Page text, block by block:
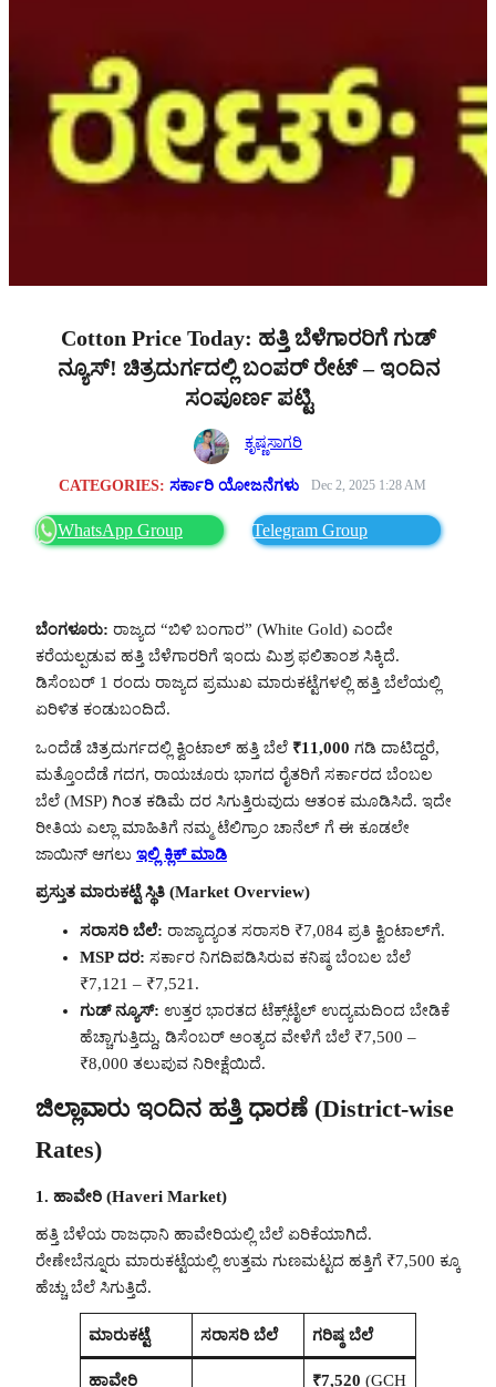
Cotton Price Today: ಹತ್ತಿ ಬೆಳೆಗಾರರಿಗೆ ಗುಡ್
ನ್ಯೂಸ್! ಚಿತ್ರದುರ್ಗದಲ್ಲಿ ಬಂಪರ್ ರೇಟ್ – ಇಂದಿನ
ಸಂಪೂರ್ಣ ಪಟ್ಟಿ
ಕೃಷ್ಣಸಾಗರಿ
CATEGORIES: ಸರ್ಕಾರಿ ಯೋಜನೆಗಳು Dec 2, 2025 1:28 AM
WhatsApp Group Telegram Group
ಬೆಂಗಳೂರು: ರಾಜ್ಯದ “ಬಿಳಿ ಬಂಗಾರ” (White Gold) ಎಂದೇ
ಕರೆಯಲ್ಪಡುವ ಹತ್ತಿ ಬೆಳೆಗಾರರಿಗೆ ಇಂದು ಮಿಶ್ರ ಫಲಿತಾಂಶ ಸಿಕ್ಕಿದೆ.
ಡಿಸೆಂಬರ್ 1 ರಂದು ರಾಜ್ಯದ ಪ್ರಮುಖ ಮಾರುಕಟ್ಟೆಗಳಲ್ಲಿ ಹತ್ತಿ ಬೆಲೆಯಲ್ಲಿ
ಏರಿಳಿತ ಕಂಡುಬಂದಿದೆ.
ಒಂದೆಡೆ ಚಿತ್ರದುರ್ಗದಲ್ಲಿ ಕ್ವಿಂಟಾಲ್ ಹತ್ತಿ ಬೆಲೆ ₹11,000 ಗಡಿ ದಾಟಿದ್ದರೆ,
ಮತ್ತೊಂದೆಡೆ ಗದಗ, ರಾಯಚೂರು ಭಾಗದ ರೈತರಿಗೆ ಸರ್ಕಾರದ ಬೆಂಬಲ
ಬೆಲೆ (MSP) ಗಿಂತ ಕಡಿಮೆ ದರ ಸಿಗುತ್ತಿರುವುದು ಆತಂಕ ಮೂಡಿಸಿದೆ. ಇದೇ
ರೀತಿಯ ಎಲ್ಲಾ ಮಾಹಿತಿಗೆ ನಮ್ಮ ಟೆಲಿಗ್ರಾಂ ಚಾನೆಲ್ ಗೆ ಈ ಕೂಡಲೇ
ಜಾಯಿನ್ ಆಗಲು ಇಲ್ಲಿ ಕ್ಲಿಕ್ ಮಾಡಿ
ಪ್ರಸ್ತುತ ಮಾರುಕಟ್ಟೆ ಸ್ಥಿತಿ (Market Overview)
ಸರಾಸರಿ ಬೆಲೆ: ರಾಜ್ಯಾದ್ಯಂತ ಸರಾಸರಿ ₹7,084 ಪ್ರತಿ ಕ್ವಿಂಟಾಲ್‌ಗೆ.
MSP ದರ: ಸರ್ಕಾರ ನಿಗದಿಪಡಿಸಿರುವ ಕನಿಷ್ಠ ಬೆಂಬಲ ಬೆಲೆ
₹7,121 – ₹7,521.
ಗುಡ್ ನ್ಯೂಸ್: ಉತ್ತರ ಭಾರತದ ಟೆಕ್ಸ್‌ಟೈಲ್ ಉದ್ಯಮದಿಂದ ಬೇಡಿಕೆ
ಹೆಚ್ಚಾಗುತ್ತಿದ್ದು, ಡಿಸೆಂಬರ್ ಅಂತ್ಯದ ವೇಳೆಗೆ ಬೆಲೆ ₹7,500 –
₹8,000 ತಲುಪುವ ನಿರೀಕ್ಷೆಯಿದೆ.
ಜಿಲ್ಲಾವಾರು ಇಂದಿನ ಹತ್ತಿ ಧಾರಣೆ (District-wise
Rates)
1. ಹಾವೇರಿ (Haveri Market)
ಹತ್ತಿ ಬೆಳೆಯ ರಾಜಧಾನಿ ಹಾವೇರಿಯಲ್ಲಿ ಬೆಲೆ ಏರಿಕೆಯಾಗಿದೆ.
ರೇಣೇಬೆನ್ನೂರು ಮಾರುಕಟ್ಟೆಯಲ್ಲಿ ಉತ್ತಮ ಗುಣಮಟ್ಟದ ಹತ್ತಿಗೆ ₹7,500 ಕ್ಕೂ
ಹೆಚ್ಚು ಬೆಲೆ ಸಿಗುತ್ತಿದೆ.
ಮಾರುಕಟ್ಟೆ ಸರಾಸರಿ ಬೆಲೆ ಗರಿಷ್ಠ ಬೆಲೆ
ಹಾವೇರಿ ₹7,520 (GCH